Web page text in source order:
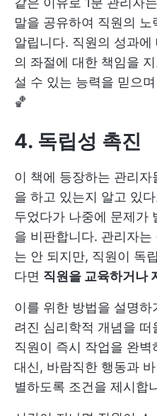
말을 공유하여 직원의
알립니다. 직원의 성과
의 좌절에 대한 책임을
설 수 있는 능력을 믿으
🏀
4. 독립성 촉진
이 책에 등장하는 관리
을 하고 있는지 알고 있
두었다가 나중에 문제가
을 비판합니다. 관리자
는 안 되지만, 직원이 독
다면 직원을 교육하거나
이를 위한 방법을 설명
려진 심리학적 개념을 떠
직원이 즉시 작업을 완
대신, 바람직한 행동과
별하도록 조건을 제시합